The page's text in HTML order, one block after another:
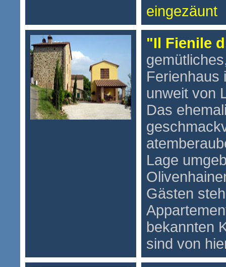
eingezäunt
"Il Fienile
unweit von
Das
Lage
Gästen
bekannten
sind von